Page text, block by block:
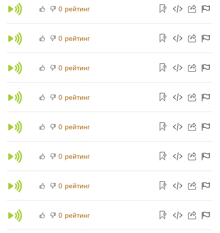
0 рейтинг
0 рейтинг
0 рейтинг
0 рейтинг
0 рейтинг
0 рейтинг
0 рейтинг
0 рейтинг